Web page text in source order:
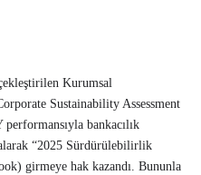
Kurumsal
Sustainability Assessment
bankacılık
“2025 Sürdürülebilirlik
girmeye hak kazandı. Bununla